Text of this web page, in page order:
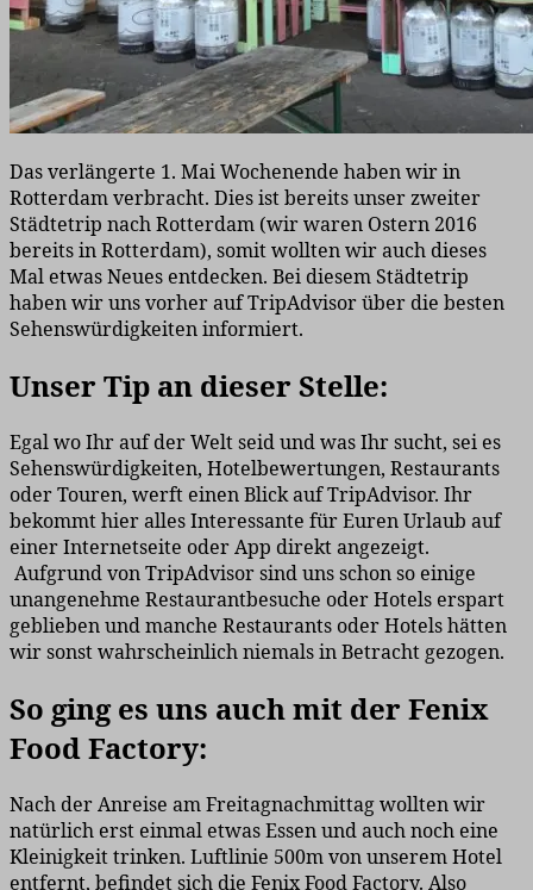
Das verlängerte 1. Mai Wochenende haben wir in
Rotterdam verbracht. Dies ist bereits unser zweiter
Städtetrip nach Rotterdam (wir waren Ostern 2016
bereits in Rotterdam), somit wollten wir auch dieses
Mal etwas Neues entdecken. Bei diesem Städtetrip
haben wir uns vorher auf TripAdvisor über die besten
Sehenswürdigkeiten informiert.
Unser Tip an dieser Stelle:
Egal wo Ihr auf der Welt seid und was Ihr sucht, sei es
Sehenswürdigkeiten, Hotelbewertungen, Restaurants
oder Touren, werft einen Blick auf TripAdvisor. Ihr
bekommt hier alles Interessante für Euren Urlaub auf
einer Internetseite oder App direkt angezeigt.
Aufgrund von TripAdvisor sind uns schon so einige
unangenehme Restaurantbesuche oder Hotels erspart
geblieben und manche Restaurants oder Hotels hätten
wir sonst wahrscheinlich niemals in Betracht gezogen.
So ging es uns auch mit der Fenix
Food Factory:
Nach der Anreise am Freitagnachmittag wollten wir
natürlich erst einmal etwas Essen und auch noch eine
Kleinigkeit trinken. Luftlinie 500m von unserem Hotel
entfernt, befindet sich die Fenix Food Factory. Also